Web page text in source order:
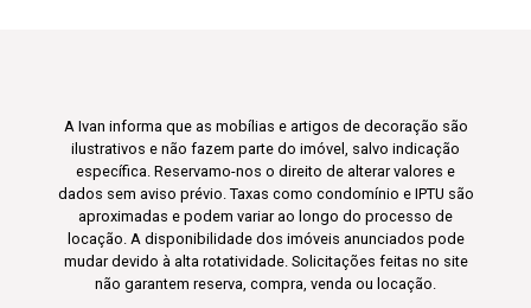
A Ivan informa que as mobílias e artigos de decoração são
ilustrativos e não fazem parte do imóvel, salvo indicação
específica. Reservamo-nos o direito de alterar valores e
dados sem aviso prévio. Taxas como condomínio e IPTU são
aproximadas e podem variar ao longo do processo de
locação. A disponibilidade dos imóveis anunciados pode
mudar devido à alta rotatividade. Solicitações feitas no site
não garantem reserva, compra, venda ou locação.